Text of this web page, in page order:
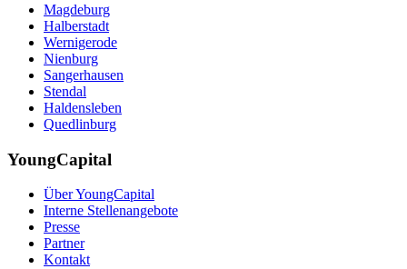
Magdeburg
Halberstadt
Wernigerode
Nienburg
Sangerhausen
Stendal
Haldensleben
Quedlinburg
YoungCapital
Über YoungCapital
Interne Stellenangebote
Presse
Partner
Kontakt